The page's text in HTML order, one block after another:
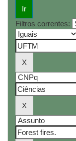
Filtros correntes: